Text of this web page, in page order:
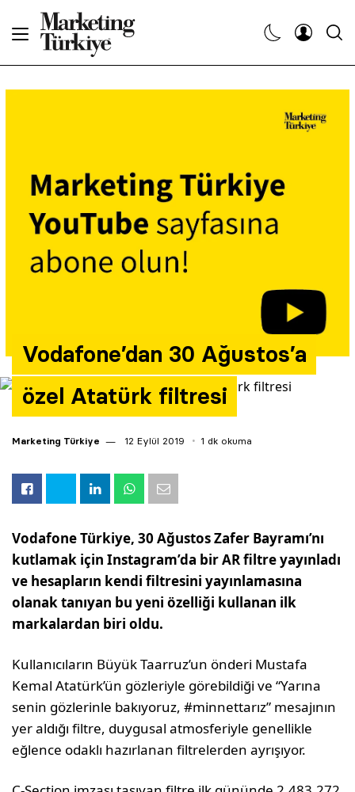
Vodafone’dan 30 Ağustos’a
özel Atatürk filtresi
Marketing Türkiye 12 Eylül 2019 1 dk okuma
Vodafone Türkiye, 30 Ağustos Zafer Bayramı’nı
kutlamak için Instagram’da bir AR filtre yayınladı
ve hesapların kendi filtresini yayınlamasına
olanak tanıyan bu yeni özelliği kullanan ilk
markalardan biri oldu.
Kullanıcıların Büyük Taarruz’un önderi Mustafa
Kemal Atatürk’ün gözleriyle görebildiği ve “Yarına
senin gözlerinle bakıyoruz, #minnettarız” mesajının
yer aldığı filtre, duygusal atmosferiyle genellikle
eğlence odaklı hazırlanan filtrelerden ayrışıyor.
Dergiler
Etkinlikler
Yazarlar
Araştırma